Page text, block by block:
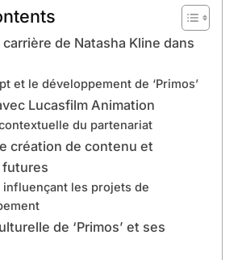
de Natasha Kline dans
et le développement de ‘Primos’
Lucasfilm Animation
du partenariat
création de contenu et
influençant les projets de
de ‘Primos’ et ses